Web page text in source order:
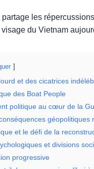
les
du Vietnam
et des cicatrices
des Boat People
politique au cœur de la
géopolitiques
et le défi de la
et divisions
progressive